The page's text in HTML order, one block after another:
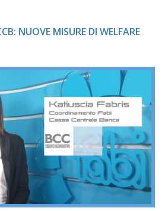
NUOVE MISURE DI WELFARE